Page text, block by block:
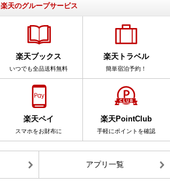
楽天のグループサービス
楽天ブックス
いつでも全品送料無料
楽天トラベル
簡単宿泊予約！
楽天ペイ
スマホをお財布に
楽天PointClub
手軽にポイントを確認
アプリ一覧